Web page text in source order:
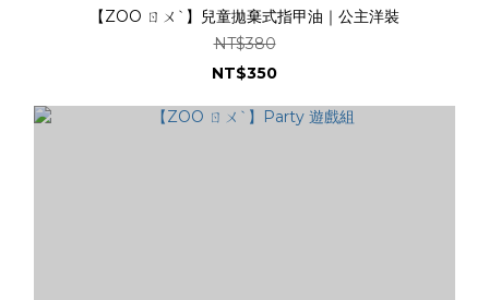
【ZOO ㄖㄨˋ】兒童拋棄式指甲油｜公主洋裝
NT$380
NT$350